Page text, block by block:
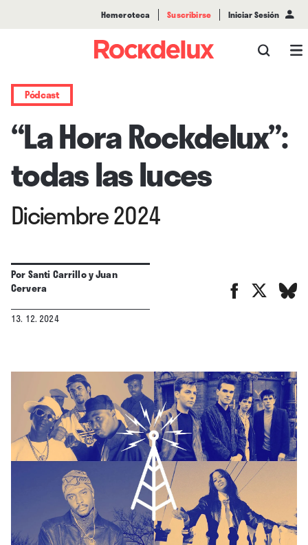
Hemeroteca Suscribirse Iniciar Sesión
Pódcast
“La Hora Rockdelux”:
todas las luces
Diciembre 2024
PorSanti CarrilloyJuan
Cervera
13. 12. 2024